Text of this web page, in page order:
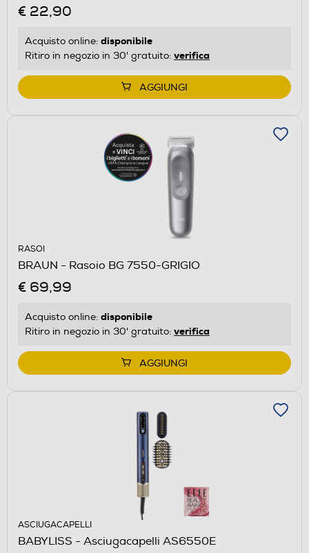
€ 22,90
Acquisto online: disponibile
Ritiro in negozio in 30' gratuito: verifica
AGGIUNGI
RASOI
BRAUN - Rasoio BG 7550-GRIGIO
€ 69,99
Acquisto online: disponibile
Ritiro in negozio in 30' gratuito: verifica
AGGIUNGI
ASCIUGACAPELLI
BABYLISS - Asciugacapelli AS6550E